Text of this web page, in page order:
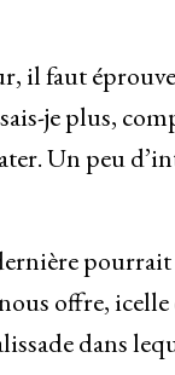
il faut
je plus,
Un peu
offre,
dans